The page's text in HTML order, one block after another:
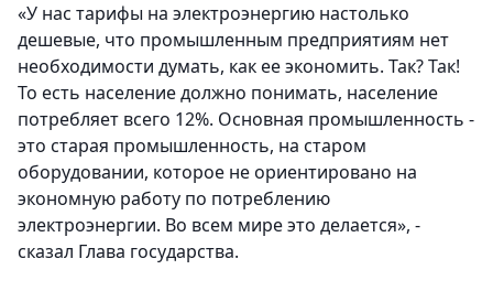
«У нас тарифы на электроэнергию настолько
дешевые, что промышленным предприятиям нет
необходимости думать, как ее экономить. Так? Так!
То есть население должно понимать, население
потребляет всего 12%. Основная промышленность -
это старая промышленность, на старом
оборудовании, которое не ориентировано на
экономную работу по потреблению
электроэнергии. Во всем мире это делается», -
сказал Глава государства.